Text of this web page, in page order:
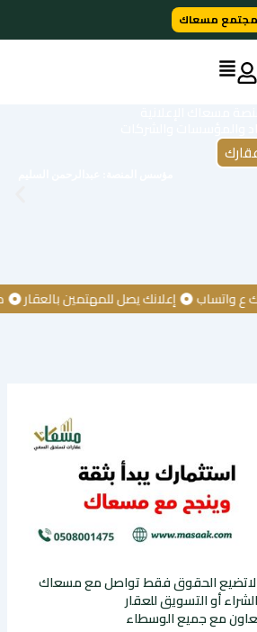
مسعاك
إعلانك يصل للمهتمين بالعقار كن
لاتضيع الحقوق فقط تواصل مع مسعاك
أو التسويق للعقار
مع جميع الوسطاء